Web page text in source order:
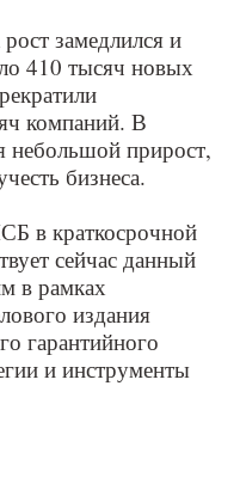
замедлился и
410 тысяч новых
компаний. В
небольшой прирост,
бизнеса.
в краткосрочной
сейчас данный
в рамках
издания
гарантийного
и инструменты